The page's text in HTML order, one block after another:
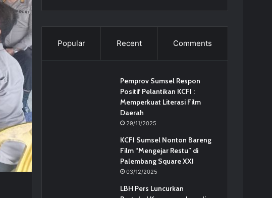
Popular Recent Comments
Pemprov Sumsel Respon
Positif Pelantikan KCFI :
Memperkuat Literasi Film
Daerah
29/11/2025
KCFI Sumsel Nonton Bareng
Film “Mengejar Restu” di
Palembang Square XXI
03/12/2025
LBH Pers Luncurkan